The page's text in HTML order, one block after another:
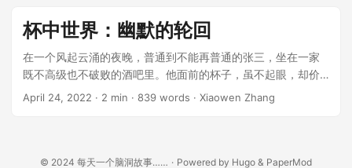
过去的热浪与冷风。 ...
杯中世界：幽默的轮回
在一个风起云涌的夜晚，普通到不能再普通的张三，坐在一家
既不高级也不破败的酒吧里。他面前的杯子，虽不起眼，却价
值连城。杯子里装着的不是黄金玫瑰般的顶级香槟，而是五块
April 24, 2022 · 2 min · 839 words · Xiaowen Zhang
© 2024 每天一个脑洞故事…… · Powered by Hugo & PaperMod